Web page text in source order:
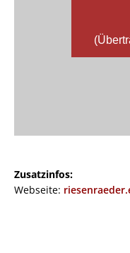
Zusatzinfos:
Webseite: